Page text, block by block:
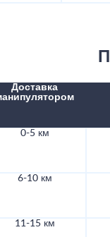
Доставка
0-5 км
6-10 км
11-15 км